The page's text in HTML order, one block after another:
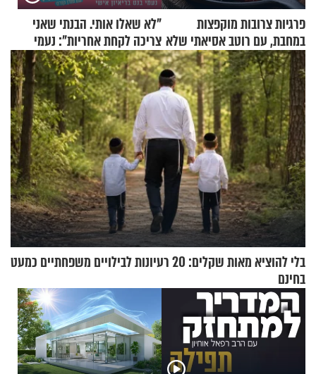
פרגיות צרובות מוקפצות
במחבת, עם רוטב אסיאתי שלא
יישכח במהרה
"לא שאלו אותי. הבנתי שאני
צריכה לקחת אחריות": נעמי
בנט בריאיון אישי
בלי להוציא מאות שקלים: 20 רעיונות לבילויים משפחתיים כמעט
בחינם